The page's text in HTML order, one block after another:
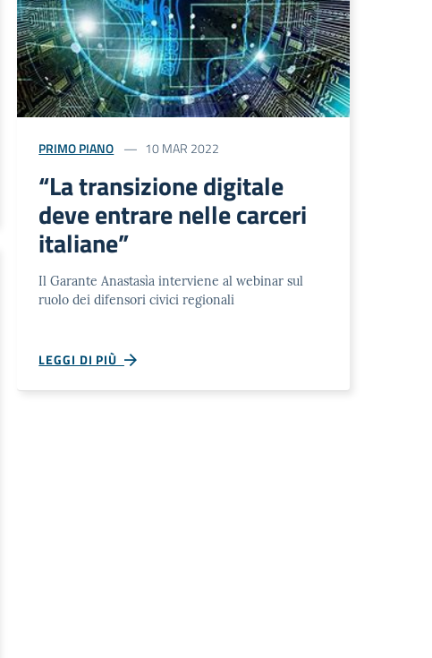
PRIMO PIANO 10 MAR 2022
“La transizione digitale
deve entrare nelle carceri
italiane”
Il Garante Anastasìa interviene al webinar sul
ruolo dei difensori civici regionali
LEGGI DI PIÙ